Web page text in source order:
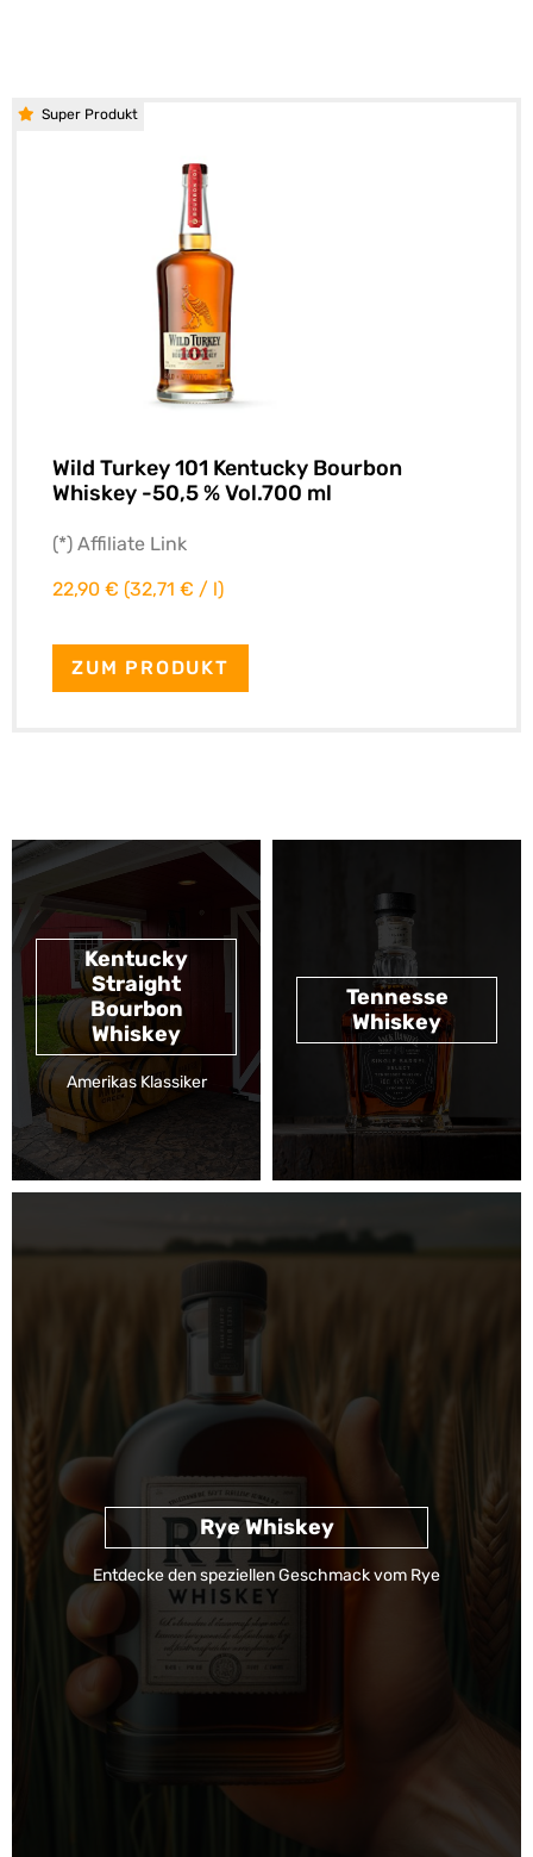
Wild Turkey 101 Kentucky Bourbon
Whiskey -50,5 % Vol.700 ml
(*) Affiliate Link
22,90 € (32,71 € / l)
ZUM PRODUKT
Super Produkt
Kentucky
Straight
Bourbon
Whiskey
Amerikas Klassiker
Tennesse
Whiskey
Rye Whiskey
Entdecke den speziellen Geschmack vom Rye